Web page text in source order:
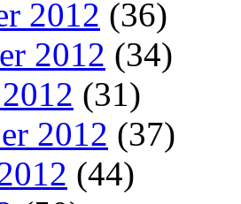
2012 (36)
2012 (34)
(31)
2012 (37)
(44)